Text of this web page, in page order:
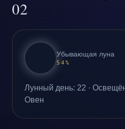
02
Убывающая луна
54%
Лунный день: 22 ·
Овен